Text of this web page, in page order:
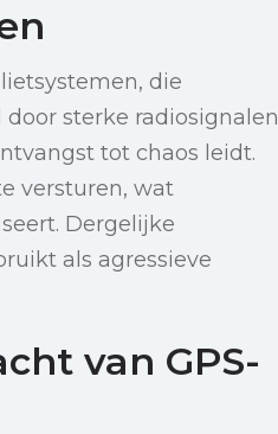
die
sterke radiosignalen
tot chaos leidt.
versturen, wat
Dergelijke
als agressieve
van GPS-